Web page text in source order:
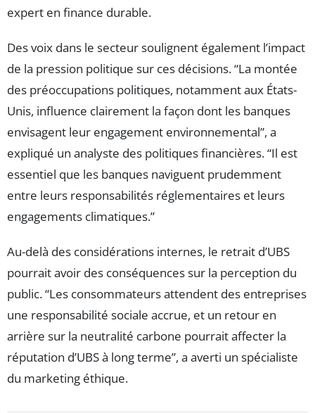
expert en finance durable.
Des voix dans le secteur soulignent également l’impact
de la pression politique sur ces décisions. “La montée
des préoccupations politiques, notamment aux États-
Unis, influence clairement la façon dont les banques
envisagent leur engagement environnemental”, a
expliqué un analyste des politiques financières. “Il est
essentiel que les banques naviguent prudemment
entre leurs responsabilités réglementaires et leurs
engagements climatiques.”
Au-delà des considérations internes, le retrait d’UBS
pourrait avoir des conséquences sur la perception du
public. “Les consommateurs attendent des entreprises
une responsabilité sociale accrue, et un retour en
arrière sur la neutralité carbone pourrait affecter la
réputation d’UBS à long terme”, a averti un spécialiste
du marketing éthique.